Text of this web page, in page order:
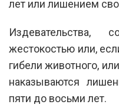
лет или лишением
Издевательства,
жестокостью или,
гибели животного,
наказываются
пяти до восьми лет.